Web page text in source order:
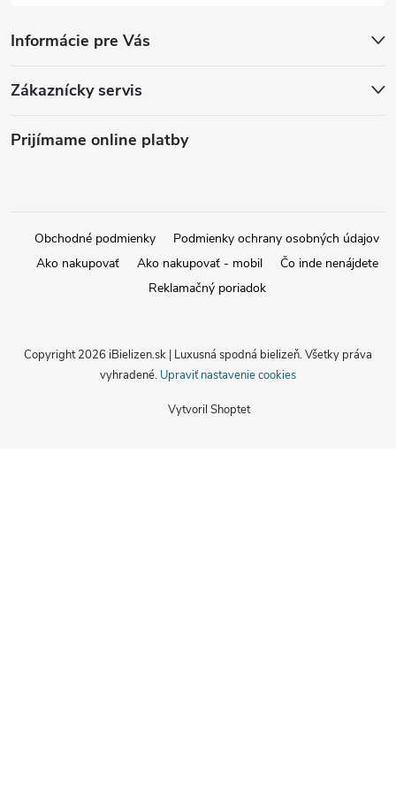
Informácie pre Vás
Zákaznícky servis
Prijímame online platby
Obchodné podmienky
Podmienky ochrany osobných údajov
Ako nakupovať
Ako nakupovať - mobil
Čo inde nenájdete
Reklamačný poriadok
Vytvoril Shoptet
Copyright 2026 iBielizen.sk | Luxusná spodná bielizeň. Všetky práva
vyhradené. Upraviť nastavenie cookies